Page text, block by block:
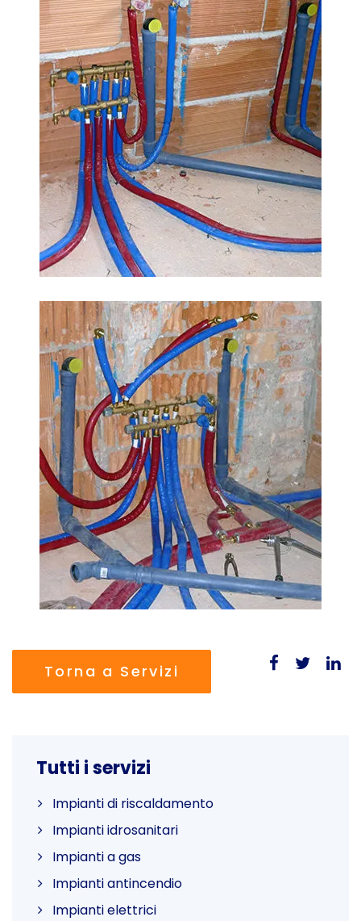
Torna a Servizi
Tutti i servizi
Impianti di riscaldamento
Impianti idrosanitari
Impianti a gas
Impianti antincendio
Impianti elettrici